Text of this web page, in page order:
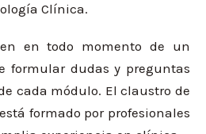
Clínica.
en todo momento de un
formular dudas y preguntas
cada módulo. El claustro de
formado por profesionales